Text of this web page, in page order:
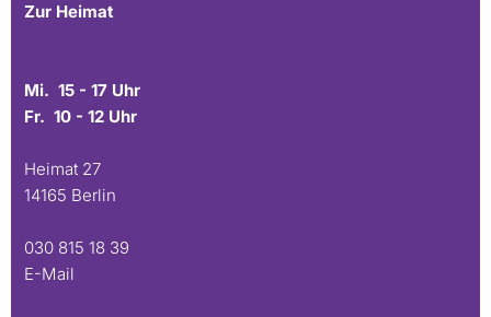
Zur Heimat
Mi. 15 - 17 Uhr
Fr. 10 - 12 Uhr
Heimat 27
14165 Berlin
030 815 18 39
E-Mail